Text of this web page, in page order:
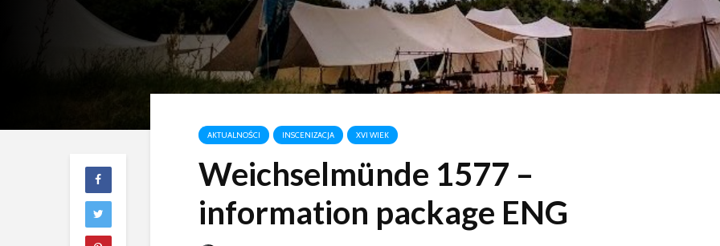
AKTUALNOŚCI INSCENIZACJA XVI WIEK
Weichselmünde 1577 –
information package ENG